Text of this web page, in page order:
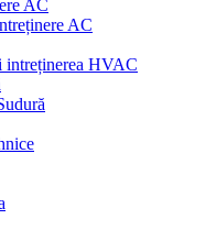
AC
AC
intreținerea HVAC